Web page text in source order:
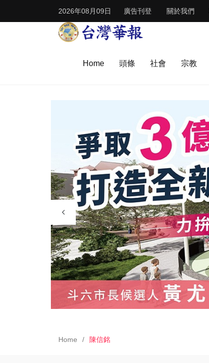
2026年08月09日 廣告刊登 關於我們
Home 頭條 社會 宗教
Home 陳信銘